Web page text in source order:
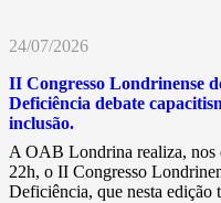
24/07/2026
II Congresso Londrinense
Deficiência debate
inclusão.
A OAB Londrina realiza, nos
22h, o II Congresso
Deficiência, que nesta